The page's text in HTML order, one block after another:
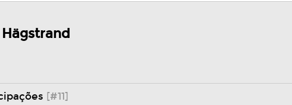
Hägstrand
[#11]